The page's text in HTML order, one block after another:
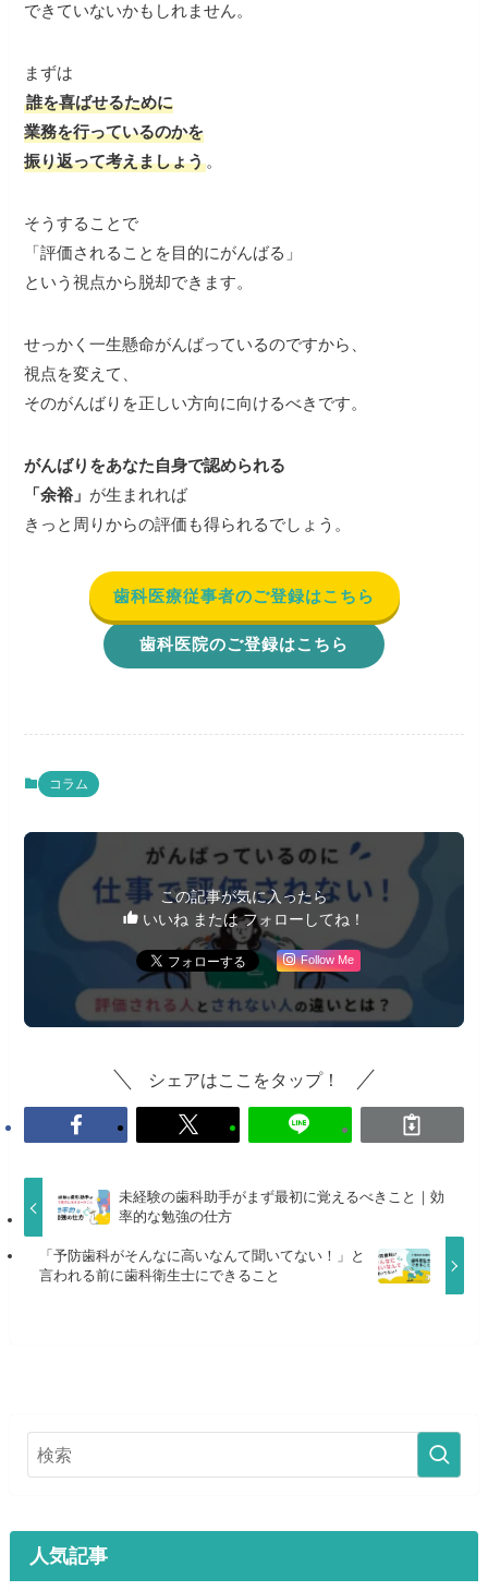
できていないかもしれません。
まずは
誰を喜ばせるために
業務を行っているのかを
振り返って考えましょう 。
そうすることで
「評価されることを目的にがんばる」
という視点から脱却できます。
せっかく一生懸命がんばっているのですから、
視点を変えて、
そのがんばりを正しい方向に向けるべきです。
がんばりをあなた自身で認められる
「余裕」 が生まれれば
きっと周りからの評価も得られるでしょう。
歯科医療従事者のご登録はこちら
歯科医院のご登録はこちら
コラム
この記事が気に入ったら
いいね または フォローしてね！
Follow Me
シェアはここをタップ！
未経験の歯科助手がまず最初に覚えるべきこと｜効
率的な勉強の仕方
「予防歯科がそんなに高いなんて聞いてない！」と
言われる前に歯科衛生士にできること
人気記事